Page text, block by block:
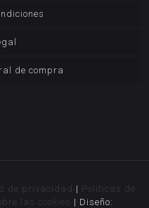
de compra
de privacidad | Politicas de
las cookies | Diseño: